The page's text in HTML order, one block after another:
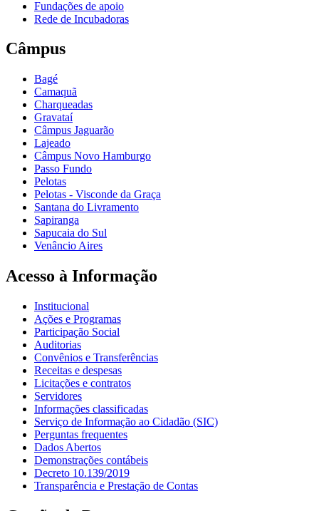
Fundações de apoio
Rede de Incubadoras
Câmpus
Bagé
Camaquã
Charqueadas
Gravataí
Câmpus Jaguarão
Lajeado
Câmpus Novo Hamburgo
Passo Fundo
Pelotas
Pelotas - Visconde da Graça
Santana do Livramento
Sapiranga
Sapucaia do Sul
Venâncio Aires
Acesso à Informação
Institucional
Ações e Programas
Participação Social
Auditorias
Convênios e Transferências
Receitas e despesas
Licitações e contratos
Servidores
Informações classificadas
Serviço de Informação ao Cidadão (SIC)
Perguntas frequentes
Dados Abertos
Demonstrações contábeis
Decreto 10.139/2019
Transparência e Prestação de Contas